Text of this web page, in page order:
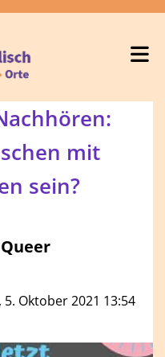
mit
sein?
Oktober 2021 13:54